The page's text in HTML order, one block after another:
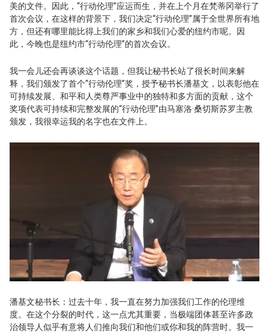
美的文件。因此，“行动伦理”应运而生，并在上个月在梵蒂冈举行了
首次会议，在这样的背景下，我们决定“行动伦理”属于全世界所有地
方，但还有哪里能比得上我们的家乡和我们心爱的纽约市呢。因
此，今晚也是纽约市“行动伦理”的首次会议。
我一会儿还会再谈谈这个话题，但我让秘书长站了很长时间来解
释，我们颁发了首个“行动伦理”奖，授予秘书长潘基文，以表彰他在
可持续发展、和平和人类尊严事业中的独特和多方面的贡献，这个
奖项代表可持续和完整发展的“行动伦理”由马塞洛·桑切斯苏罗主教
颁发，我很幸运我的名字也在文件上。
潘基文秘书长：过去十年，我一直在努力加强我们工作的伦理维
度。在这个分裂的时代，这一点尤其重要，当极端团体甚至许多政
治领导人似乎有意将人们推向我们和他们或你和我的阵营时。我一